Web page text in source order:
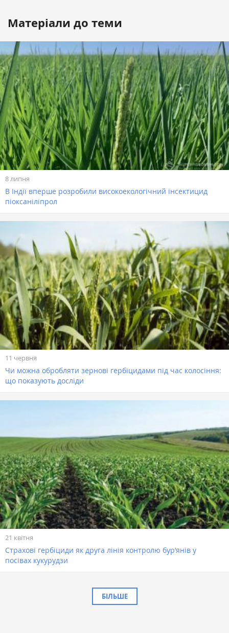
Матеріали до теми
8 липня
В Індії вперше розробили високоекологічний інсектицид
піоксаніліпрол
11 червня
Чи можна обробляти зернові гербіцидами під час колосіння:
що показують досліди
21 квітня
Страхові гербіциди як друга лінія контролю бур’янів у
посівах кукурудзи
БІЛЬШЕ